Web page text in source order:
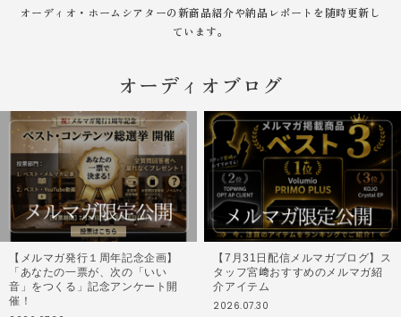
オーディオ・ホームシアターの新商品紹介や納品レポートを随時更新し
ています。
オーディオブログ
【メルマガ発行１周年記念企画】
「あなたの一票が、次の「いい
音」をつくる」記念アンケート開
催！
【7月31日配信メルマガブログ】ス
タッフ宮﨑おすすめのメルマガ紹
介アイテム
2026.07.30